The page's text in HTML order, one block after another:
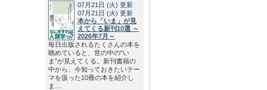
07月21日 (火) 更新
07月21日 (火) 更新
本から「いま」が見
えてくる新刊10選 ～
2026年7月～
毎日出版されるたくさんの本を
眺めていると、世の中の“い
ま”が見えてくる。新刊書籍の
中から、今知っておきたいテー
マを扱った10冊の本を紹介し
ま....